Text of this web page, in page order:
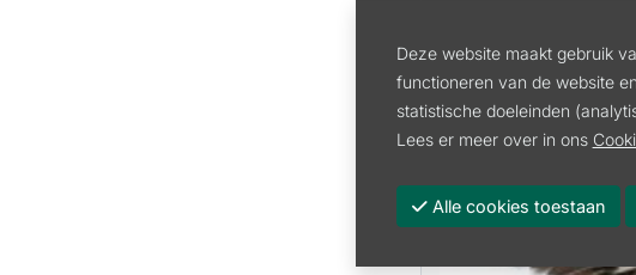
Deze website maakt gebruik
functioneren van de website
statistische doeleinden
Lees er meer over in ons
Alle cookies toestaan